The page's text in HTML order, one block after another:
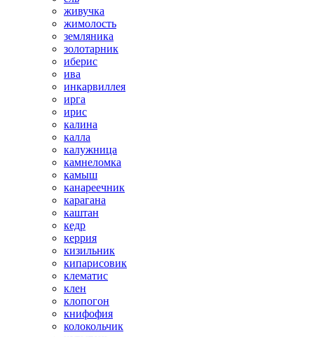
живучка
жимолость
земляника
золотарник
иберис
ива
инкарвиллея
ирга
ирис
калина
калла
калужница
камнеломка
камыш
канареечник
карагана
каштан
кедр
керрия
кизильник
кипарисовик
клематис
клен
клопогон
книфофия
колокольчик